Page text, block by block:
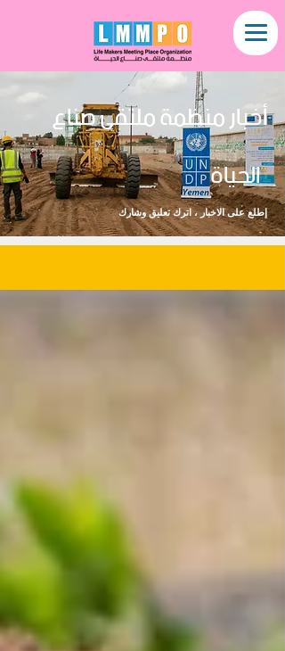
أخبار منظمة ملتقى صناع
الحياة
إطلع على الاخبار ، اترك تعليق وشارك